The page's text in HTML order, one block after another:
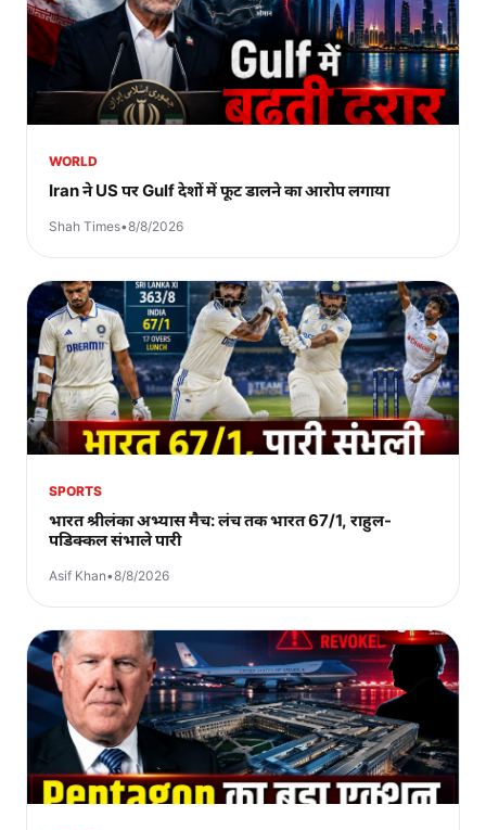
WORLD
Iran ने US पर Gulf देशों में फूट डालने का आरोप लगाया
Shah Times•8/8/2026
SPORTS
भारत श्रीलंका अभ्यास मैच: लंच तक भारत 67/1, राहुल-
पडिक्कल संभाले पारी
Asif Khan•8/8/2026